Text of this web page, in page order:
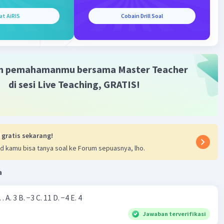
data dapat ditemukan dalam berbagai jenis data, seperti
ekonomi, data cuaca, data penjualan, dan sebagainya.
waktu. Dalam data cuaca, tren data dapat menunjukkan
suhu rata-rata meningkat atau menurun seiring waktu.
dan perencanaan di berbagai bidang. Dengan
tren data, kita dapat mengidentifikasi pola dan
yang mungkin terjadi di masa depan, sehingga
mengambil langkah-langkah yang tepat untuk
istilah "tren data" mengacu pada pola atau arah
dalam data seiring waktu. Tren data dapat
AiRIS Cobain Drill Soal
pemahamanmu bersama Master Teacher
di sesi Live Teaching, GRATIS!
gratis sekarang!
kamu bisa tanya soal ke Forum sepuasnya, lho.
Nilai dari |−7+4|=… A. 3 B. −3 C. 11 D. −4 E. 4
Jawaban terverifikasi